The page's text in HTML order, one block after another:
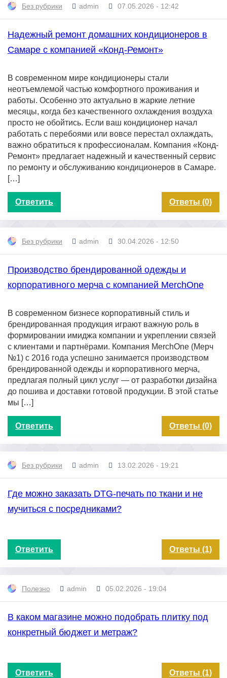
Без рубрики admin 07.05.2026 - 12:42
Надежный ремонт домашних кондиционеров в
Самаре с компанией «Конд-Ремонт»
В современном мире кондиционеры стали
неотъемлемой частью комфортного проживания и
работы. Особенно это актуально в жаркие летние
месяцы, когда без качественного охлаждения воздуха
просто не обойтись. Если ваш кондиционер начал
работать с перебоями или вовсе перестал охлаждать,
важно обратиться к профессионалам. Компания «Конд-
Ремонт» предлагает надежный и качественный сервис
по ремонту и обслуживанию кондиционеров в Самаре.
[…]
Ответить Ответы (0)
Без рубрики admin 30.04.2026 - 12:50
Производство брендированной одежды и
корпоративного мерча с компанией MerchOne
В современном бизнесе корпоративный стиль и
брендированная продукция играют важную роль в
формировании имиджа компании и укреплении связей
с клиентами и партнёрами. Компания MerchOne (Мерч
№1) с 2016 года успешно занимается производством
брендированной одежды и корпоративного мерча,
предлагая полный цикл услуг — от разработки дизайна
до пошива и доставки готовой продукции. В этой статье
мы […]
Ответить Ответы (0)
Без рубрики admin 13.02.2026 - 19:21
Где можно заказать DTG-печать по ткани и не
мучиться с посредниками?
Ответить Ответы (1)
Полезно admin 05.02.2026 - 19:04
В каком магазине можно подобрать плитку под
конкретный бюджет и метраж?
Ответить Ответы (1)